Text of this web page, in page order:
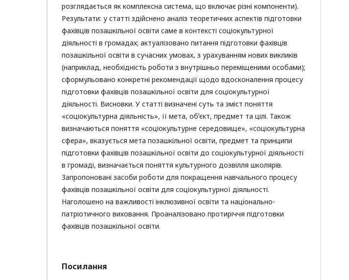
розглядається як комплексна система, що включає різні компоненти).
Результати: у статті здійснено аналіз теоретичних аспектів підготовки
фахівців позашкільної освіти саме в контексті соціокультурної
діяльності в громадах; актуалізовано питання підготовки фахівців
позашкільної освіти в сучасних умовах, з урахуванням нових викликів
(наприклад, необхідність роботи з внутрішньо переміщеними особами);
сформульовано конкретні рекомендації щодо вдосконалення процесу
підготовки фахівців позашкільної освіти для соціокультурної
діяльності. Висновки. У статті визначені суть та зміст поняття
«соціокультурна діяльність», її мета, обʼєкт, предмет та цілі. Також
визначаються поняття «соціокультурне середовище», «соціокультурна
сфера», вказується мета позашкільної освіти, предмет та принципи
підготовки фахівців позашкільної освіти до соціокультурної діяльності
в громаді, визначається поняття культурного дозвілля школярів.
Запропоновані засоби роботи для покращення навчального процесу
фахівців позашкільної освіти для соціокультурної діяльності.
Наголошено на важливості інклюзивної освіти та національно-
патріотичного виховання. Проаналізовано протиріччя підготовки
фахівців позашкільної освіти.
Посилання